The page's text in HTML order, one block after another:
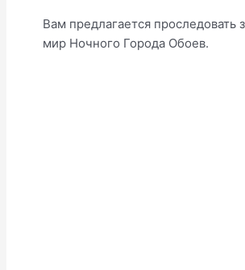
Вам предлагается
мир Ночного Города Обоев.